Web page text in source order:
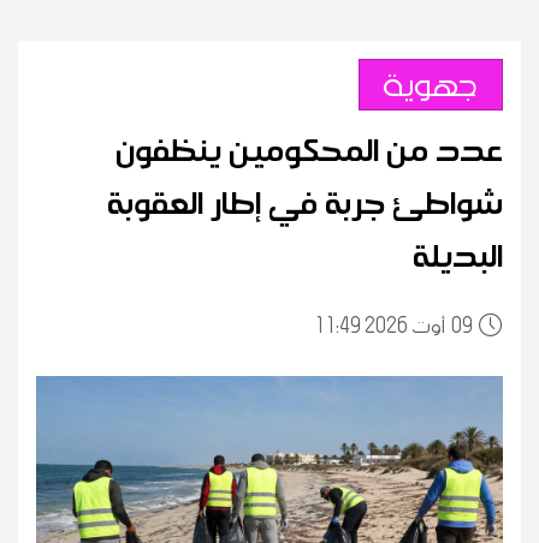
جهوية
عدد من المحكومين ينظفون
شواطئ جربة في إطار العقوبة
البديلة
0911:49 2026 أوت